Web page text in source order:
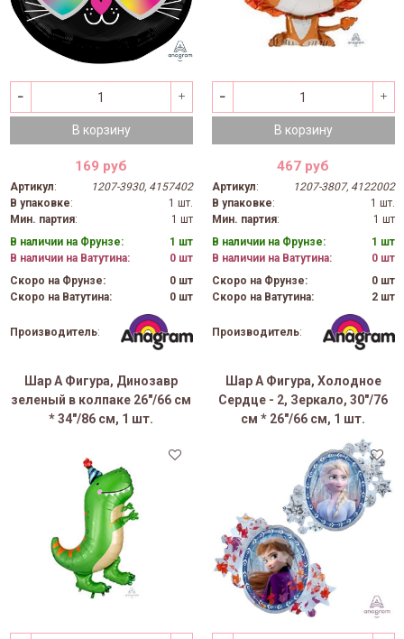
В корзину
169 руб
Артикул:
1207-3930, 4157402
В упаковке:
1 шт.
Мин. партия:
1 шт
В наличии на Фрунзе:
1 шт
В наличии на Ватутина:
0 шт
Скоро на Фрунзе:
0 шт
Скоро на Ватутина:
0 шт
Производитель:
В корзину
467 руб
Артикул:
1207-3807, 4122002
В упаковке:
1 шт.
Мин. партия:
1 шт
В наличии на Фрунзе:
1 шт
В наличии на Ватутина:
0 шт
Скоро на Фрунзе:
0 шт
Скоро на Ватутина:
2 шт
Производитель:
Шар А Фигура, Динозавр
зеленый в колпаке 26"/66 см
* 34"/86 см, 1 шт.
Шар А Фигура, Холодное
Сердце - 2, Зеркало, 30"/76
см * 26"/66 см, 1 шт.